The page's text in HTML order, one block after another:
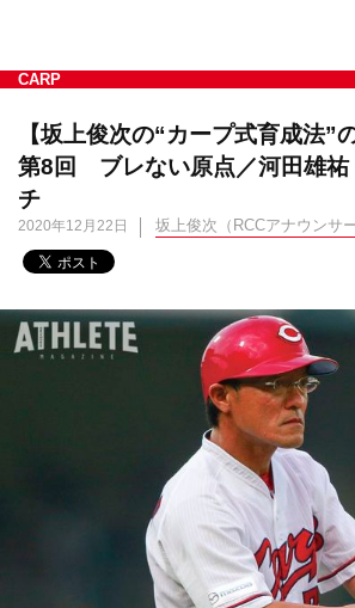
CARP
【坂上俊次の“カープ式育成法”
第8回 ブレない原点／河田雄祐
チ
2020年12月22日 坂上俊次（RCCアナウンサー